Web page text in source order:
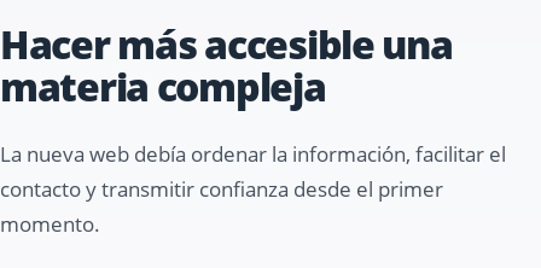
Hacer más accesible una
materia compleja
La nueva web debía ordenar la información, facilitar el
contacto y transmitir confianza desde el primer
momento.